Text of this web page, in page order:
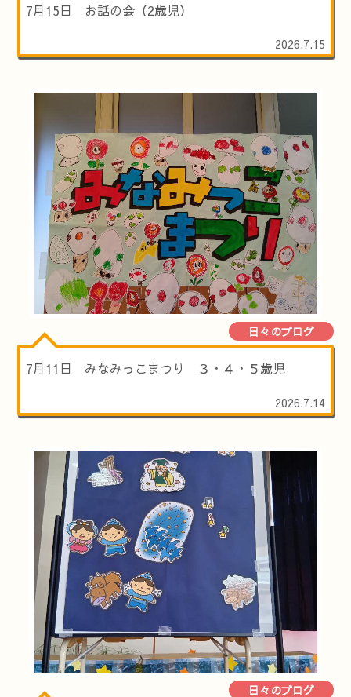
7月15日 お話の会（2歳児）
2026.7.15
日々のブログ
7月11日 みなみっこまつり ３・４・５歳児
2026.7.14
日々のブログ